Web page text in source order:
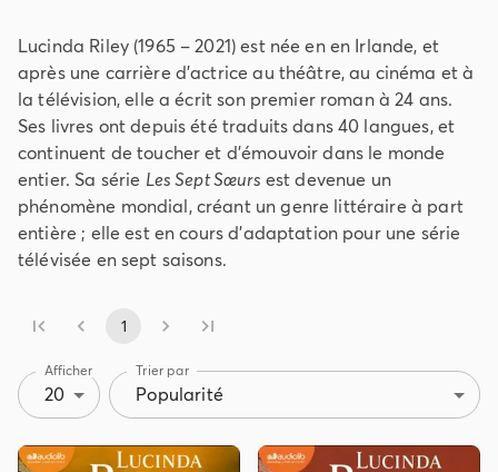
Lucinda Riley (1965 – 2021) est née en en Irlande, et
après une carrière d’actrice au théâtre, au cinéma et à
la télévision, elle a écrit son premier roman à 24 ans.
Ses livres ont depuis été traduits dans 40 langues, et
continuent de toucher et d’émouvoir dans le monde
entier. Sa série Les Sept Sœurs est devenue un
phénomène mondial, créant un genre littéraire à part
entière ; elle est en cours d’adaptation pour une série
télévisée en sept saisons.
1
Afficher
20
Trier par
Popularité